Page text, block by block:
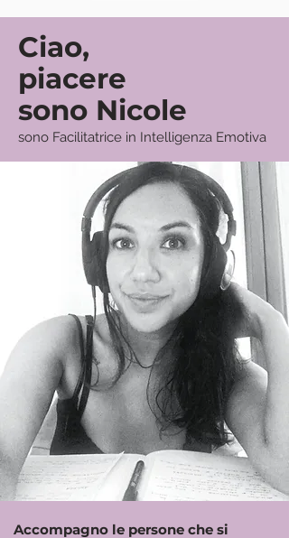
Ciao,
piacere
sono Nicole
sono Facilitatrice in Intelligenza Emotiva
Accompagno le persone che si